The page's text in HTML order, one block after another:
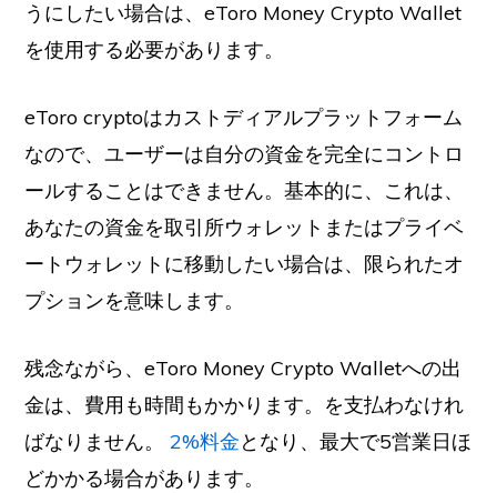
うにしたい場合は、eToro Money Crypto Wallet
を使用する必要があります。
eToro cryptoはカストディアルプラットフォーム
なので、ユーザーは自分の資金を完全にコントロ
ールすることはできません。基本的に、これは、
あなたの資金を取引所ウォレットまたはプライベ
ートウォレットに移動したい場合は、限られたオ
プションを意味します。
残念ながら、eToro Money Crypto Walletへの出
金は、費用も時間もかかります。を支払わなけれ
ばなりません。2%料金となり、最大で5営業日ほ
どかかる場合があります。